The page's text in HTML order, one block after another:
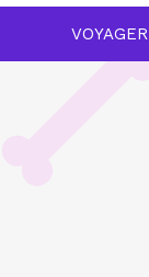
VOYAGER